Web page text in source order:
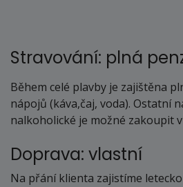
Stravování: plná
Během celé plavby je zajištěna
nápojů (káva,čaj, voda). Ostatní
nalkoholické je možné zakoupit
Doprava: vlastní
Na přání klienta zajistíme